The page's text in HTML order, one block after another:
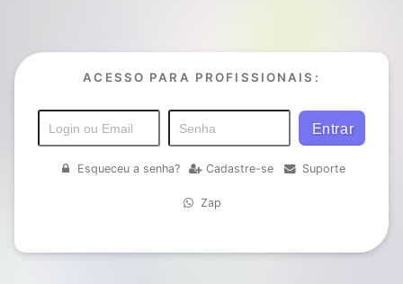
ACESSO PARA PROFISSIONAIS:
Esqueceu a senha? Cadastre-se Suporte
Zap